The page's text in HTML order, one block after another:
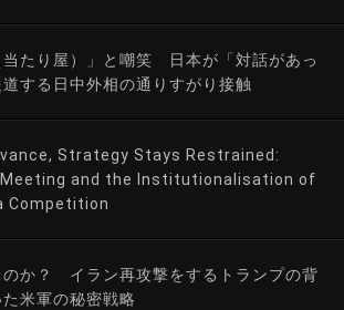
当たり屋）」と嘲笑 日本が「対話があっ
する日中外相の通りすがり接触
Strategy Stays Restrained:
Meeting and the Institutionalisation of
Competition
のか？ イラン再攻撃をするトランプの背
米軍の秘密戦略